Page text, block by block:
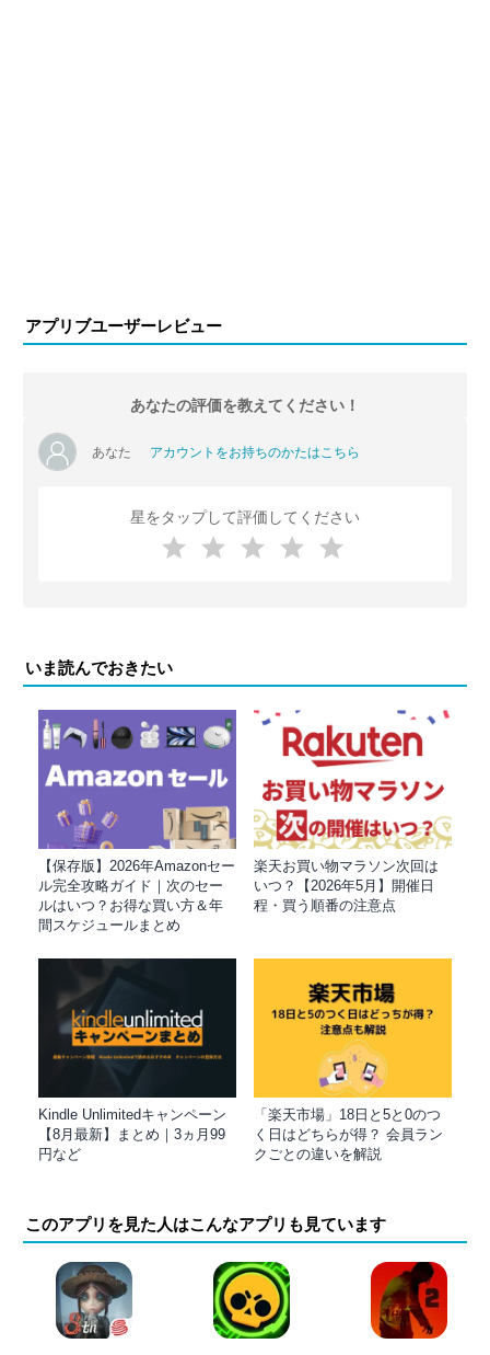
アプリブユーザーレビュー
あなたの評価を教えてください！
あなた アカウントをお持ちのかたはこちら
星をタップして評価してください
いま読んでおきたい
【保存版】2026年Amazonセー
ル完全攻略ガイド｜次のセー
ルはいつ？お得な買い方＆年
間スケジュールまとめ
楽天お買い物マラソン次回は
いつ？【2026年5月】開催日
程・買う順番の注意点
Kindle Unlimitedキャンペーン
【8月最新】まとめ｜3ヵ月99
円など
「楽天市場」18日と5と0のつ
く日はどちらが得？ 会員ラン
クごとの違いを解説
このアプリを見た人はこんなアプリも見ています